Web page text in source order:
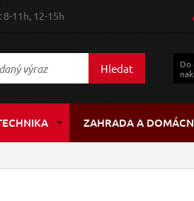
8-11h, 12-15h
Hledat Do
ZAHRADA A